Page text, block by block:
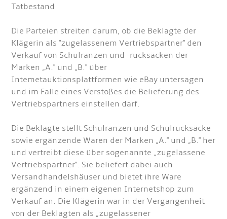
Tatbestand
Die Parteien streiten darum, ob die Beklagte der
Klägerin als "zugelassenem Vertriebspartner" den
Verkauf von Schulranzen und -rucksäcken der
Marken „A." und „B." über
Intemetauktionsplattformen wie eBay untersagen
und im Falle eines Verstoßes die Belieferung des
Vertriebspartners einstellen darf.
Die Beklagte stellt Schulranzen und Schulrucksäcke
sowie ergänzende Waren der Marken „A." und „B." her
und vertreibt diese über sogenannte „zugelassene
Vertriebspartner". Sie beliefert dabei auch
Versandhandelshäuser und bietet ihre Ware
ergänzend in einem eigenen Internetshop zum
Verkauf an. Die Klägerin war in der Vergangenheit
von der Beklagten als „zugelassener